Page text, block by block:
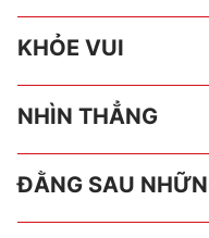
KHỎE VUI
NHÌN THẲNG
ĐẰNG SAU